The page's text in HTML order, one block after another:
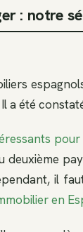
: notre
a été
deuxième
il
en